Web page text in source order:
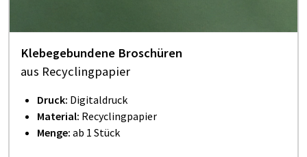
Klebegebundene Broschüren
aus Recyclingpapier
Druck: Digitaldruck
Material: Recyclingpapier
Menge: ab 1 Stück